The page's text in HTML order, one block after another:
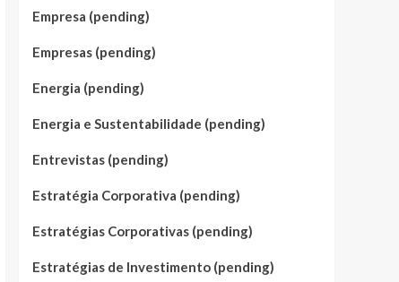
Empresa (pending)
Empresas (pending)
Energia (pending)
Energia e Sustentabilidade (pending)
Entrevistas (pending)
Estratégia Corporativa (pending)
Estratégias Corporativas (pending)
Estratégias de Investimento (pending)